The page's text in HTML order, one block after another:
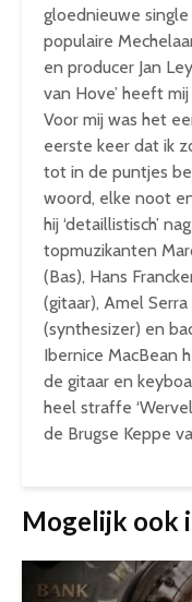
gloednieuwe single
populaire
en producer Jan
van Hove’ heeft
Voor mij was het
eerste keer dat ik
tot in de puntjes
woord, elke noot
hij ‘detaillistisch’
topmuzikanten
(Bas), Hans
(gitaar), Amel
(synthesizer) en
Ibernice MacBean
de gitaar en
heel straffe
de Brugse Keppe
Mogelijk ook